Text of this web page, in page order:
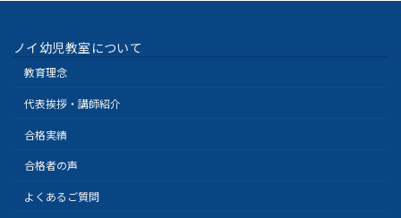
ノイ幼児教室について
教育理念
代表挨拶・講師紹介
合格実績
合格者の声
よくあるご質問